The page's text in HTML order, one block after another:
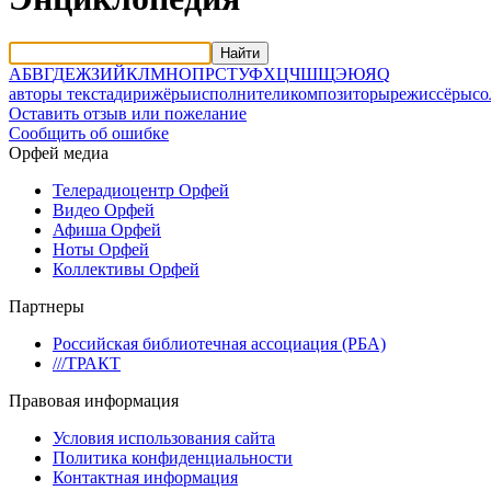
Найти
АБВГДЕЖЗИЙКЛМНОПРСТУФХЦЧШЩЭЮЯQ
авторы текстадирижёрыисполнителикомпозиторырежиссёры
Оставить отзыв или пожелание
Сообщить об ошибке
Орфей медиа
Телерадиоцентр Орфей
Видео Орфей
Афиша Орфей
Ноты Орфей
Коллективы Орфей
Партнеры
Российская библиотечная ассоциация (РБА)
///ТРАКТ
Правовая информация
Условия использования сайта
Политика конфиденциальности
Контактная информация